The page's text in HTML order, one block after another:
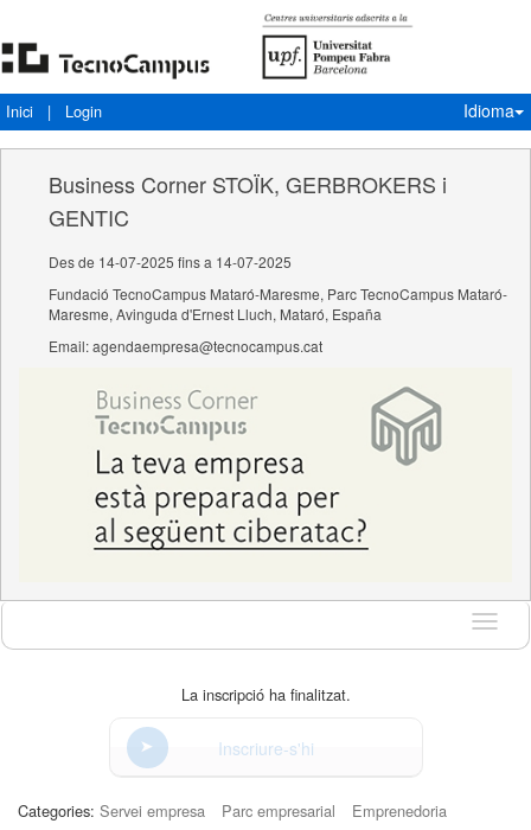
Inici | Login Idioma
Business Corner STOÏK, GERBROKERS i
GENTIC
Des de 14-07-2025 fins a 14-07-2025
Fundació TecnoCampus Mataró-Maresme, Parc TecnoCampus Mataró-
Maresme, Avinguda d'Ernest Lluch, Mataró, España
Email: agendaempresa@tecnocampus.cat
Idioma
La inscripció ha finalitzat.
Inscriure-s'hi
Categories: Servei empresa Parc empresarial
Emprenedoria